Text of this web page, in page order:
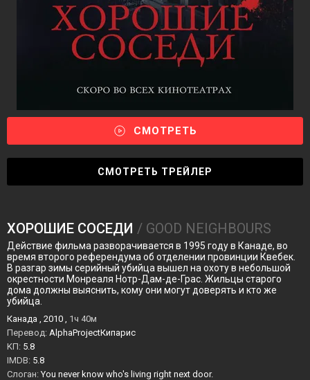
СМОТРЕТЬ
СМОТРЕТЬ ТРЕЙЛЕР
ХОРОШИЕ СОСЕДИ / GOOD NEIGHBOURS
Действие фильма разворачивается в 1995 году в Канаде, во
время второго референдума об отделении провинции Квебек.
В разгар зимы серийный убийца вышел на охоту в небольшой
окрестности Монреаля Нотр-Дам-де-Грас. Жильцы старого
дома должны выяснить, кому они могут доверять и кто же
убийца.
Канада , 2010 , 1ч 40м
Перевод: AlphaProjectКипарис
KП: 5.8
IMDB: 5.8
Слоган:You never know who's living right next door.